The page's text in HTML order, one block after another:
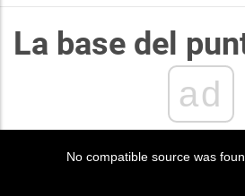
La base del
ad
No compatible source was